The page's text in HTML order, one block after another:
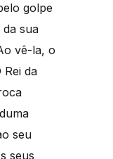
golpe
sua
vê-la, o
da
seu
seus